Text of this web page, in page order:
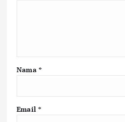
Nama *
Email *